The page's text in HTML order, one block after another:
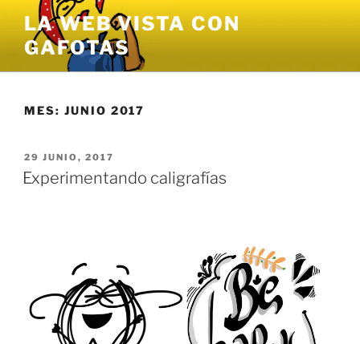
contenido
LA WEB VISTA CON
GAFOTAS
MES: JUNIO 2017
PUBLICADO
EL
29 JUNIO, 2017
Experimentando caligrafías